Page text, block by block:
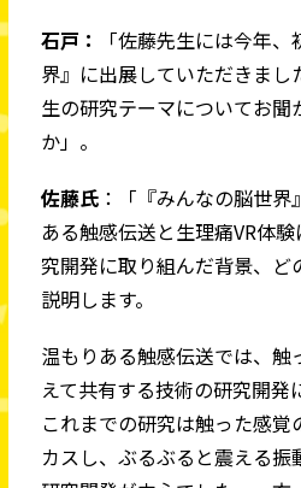
石戸：
「佐藤先生には今年
界』に出展していただきまし
生の研究テーマについてお聞
か」。
佐藤氏 ：「『みんなの脳世
ある触感伝送と生理痛VR体
究開発に取り組んだ背景、ど
説明します。
温もりある触感伝送では、
えて共有する技術の研究開発
これまでの研究は触った感覚
カスし、ぶるぶると震える